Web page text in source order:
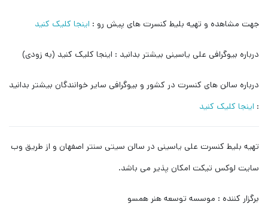
جهت مشاهده و تهیه بلیط کنسرت های پیش رو : اینجا کلیک کنید
درباره بیوگرافی علی یاسینی بیشتر بدانید : اینجا کلیک کنید (به زودی)
درباره سالن های کنسرت در کشور و بیوگرافی سایر خوانندگان بیشتر بدانید
: اینجا کلیک کنید
تهیه بلیط کنسرت علی یاسینی در سالن سیتی سنتر اصفهان و از طریق وب
سایت لوکس تیکت امکان پذیر می باشد.
برگزار کننده : موسسه توسعه هنر همسو